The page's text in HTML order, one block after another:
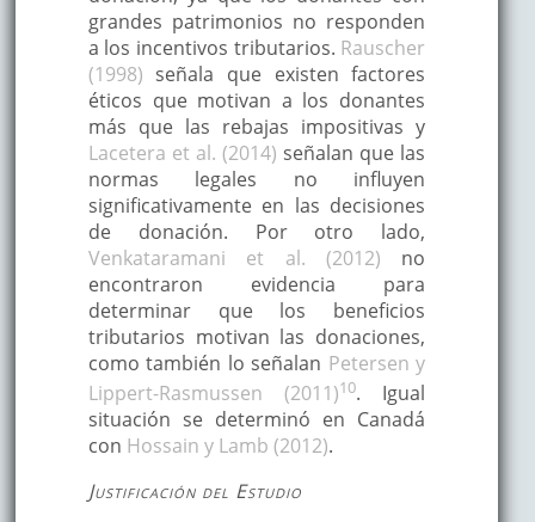
grandes patrimonios no responden
a los incentivos tributarios. Rauscher
(1998) señala que existen factores
éticos que motivan a los donantes
más que las rebajas impositivas y
Lacetera et al. (2014) señalan que las
normas legales no influyen
significativamente en las decisiones
de donación. Por otro lado,
Venkataramani et al. (2012) no
encontraron evidencia para
determinar que los beneficios
tributarios motivan las donaciones,
como también lo señalan Petersen y
Lippert-Rasmussen (2011)10. Igual
situación se determinó en Canadá
con Hossain y Lamb (2012).
Justificación del Estudio